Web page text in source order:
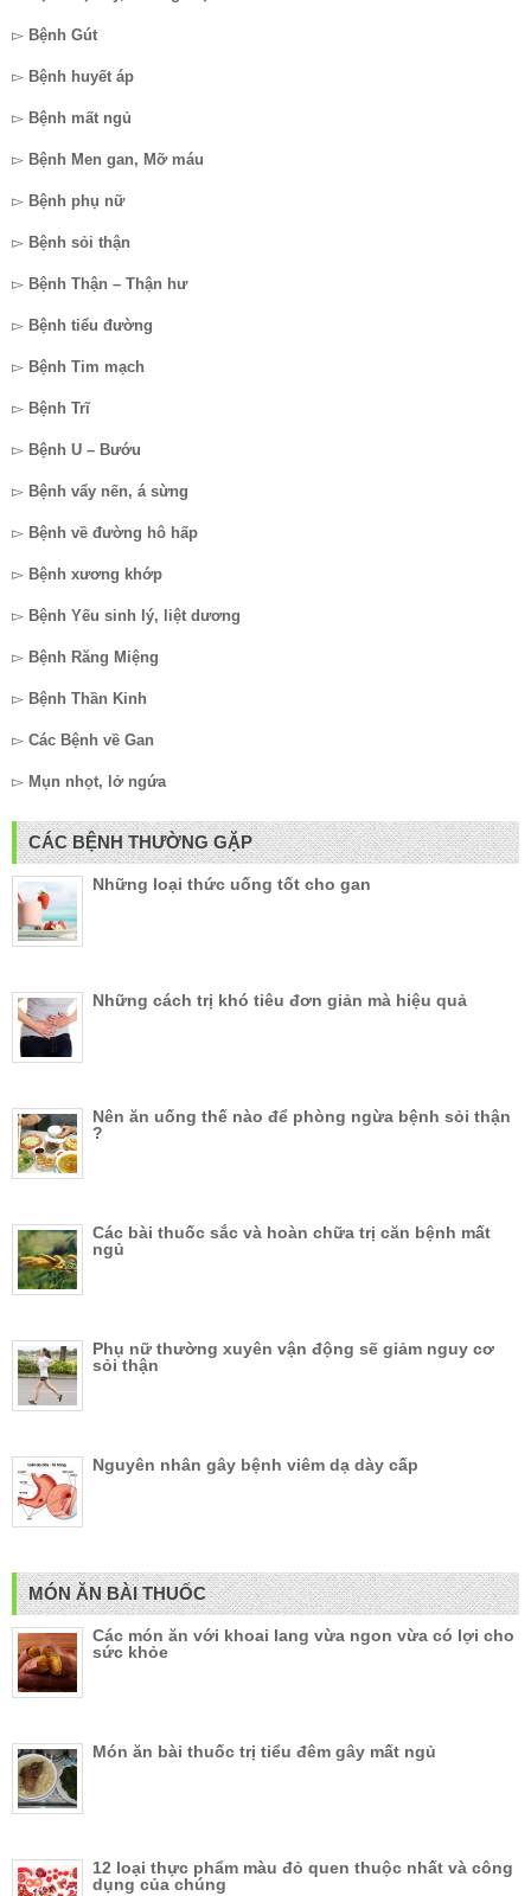
▻ Bệnh Gút
▻ Bệnh huyết áp
▻ Bệnh mất ngủ
▻ Bệnh Men gan, Mỡ máu
▻ Bệnh phụ nữ
▻ Bệnh sỏi thận
▻ Bệnh Thận – Thận hư
▻ Bệnh tiểu đường
▻ Bệnh Tim mạch
▻ Bệnh Trĩ
▻ Bệnh U – Bướu
▻ Bệnh vẩy nến, á sừng
▻ Bệnh về đường hô hấp
▻ Bệnh xương khớp
▻ Bệnh Yếu sinh lý, liệt dương
▻ Bệnh Răng Miệng
▻ Bệnh Thần Kinh
▻ Các Bệnh về Gan
▻ Mụn nhọt, lở ngứa
CÁC BỆNH THƯỜNG GẶP
Những loại thức uống tốt cho gan
Những cách trị khó tiêu đơn giản mà hiệu quả
Nên ăn uống thế nào để phòng ngừa bệnh sỏi thận
?
Các bài thuốc sắc và hoàn chữa trị căn bệnh mất
ngủ
Phụ nữ thường xuyên vận động sẽ giảm nguy cơ
sỏi thận
Nguyên nhân gây bệnh viêm dạ dày cấp
MÓN ĂN BÀI THUỐC
Các món ăn với khoai lang vừa ngon vừa có lợi cho
sức khỏe
Món ăn bài thuốc trị tiểu đêm gây mất ngủ
12 loại thực phẩm màu đỏ quen thuộc nhất và công
dụng của chúng